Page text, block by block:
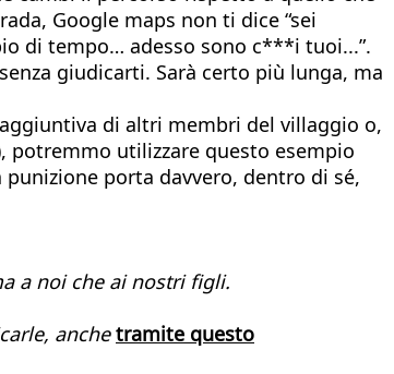
Google maps non ti dice “sei
di tempo… adesso sono c***i tuoi...”.
giudicarti. Sarà certo più lunga, ma
di altri membri del villaggio o,
potremmo utilizzare questo esempio
porta davvero, dentro di sé,
a noi che ai nostri figli.
anchetramite questo